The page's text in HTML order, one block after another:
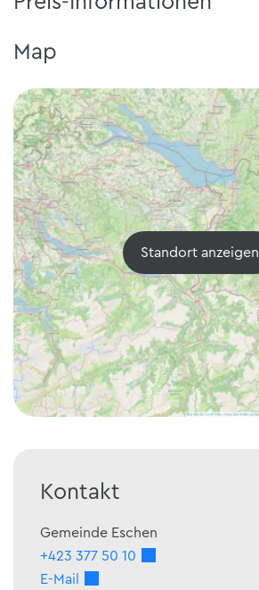
Map
Standort anzeigen
Kontakt
Gemeinde Eschen
+423 377 50 10
E-Mail